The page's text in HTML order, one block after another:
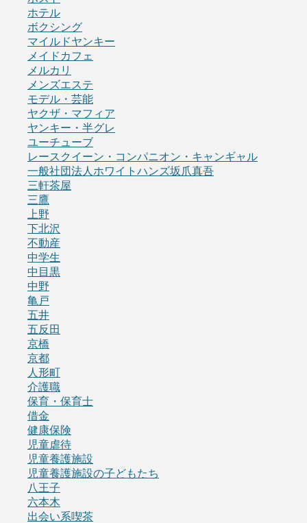
ホテル
ボクシング
マイルドヤンキー
メイドカフェ
メルカリ
メンズエステ
モデル・芸能
ヤクザ・マフィア
ヤンキー・半グレ
ユーチューブ
レースクイーン・コンパニオン・キャンギャル
一般社団法人ホワイトハンズ坂爪真吾
三軒茶屋
三鷹
上野
下北沢
不動産
中学生
中目黒
中野
亀戸
五井
五反田
京橋
京都
人形町
介護職
保育・保育士
借金
健康保険
児童虐待
児童養護施設
児童養護施設の子どもたち
八王子
六本木
出会い系喫茶